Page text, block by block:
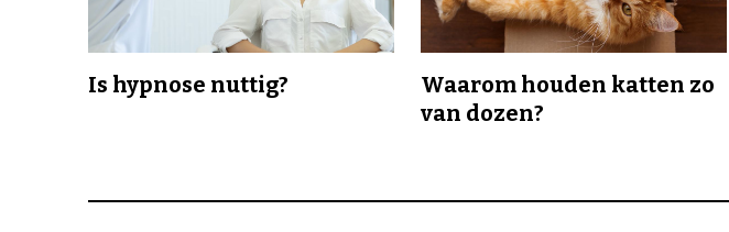
Is hypnose nuttig?
Waarom houden katten zo
van dozen?